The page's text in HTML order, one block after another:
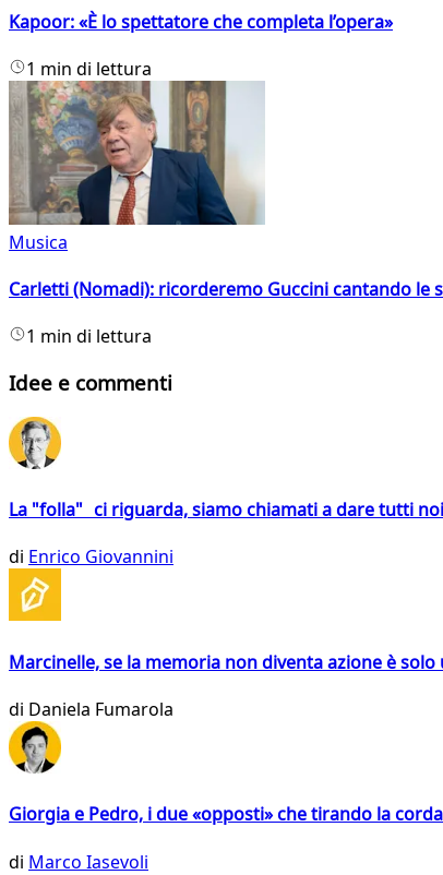
Kapoor: «È lo spettatore che completa l’opera»
1 min di lettura
Musica
Carletti (Nomadi): ricorderemo Guccini cantando le
1 min di lettura
Idee e commenti
La "folla" ci riguarda, siamo chiamati a dare tutti
di Enrico Giovannini
Marcinelle, se la memoria non diventa azione è
di Daniela Fumarola
Giorgia e Pedro, i due «opposti» che tirando la
di Marco Iasevoli